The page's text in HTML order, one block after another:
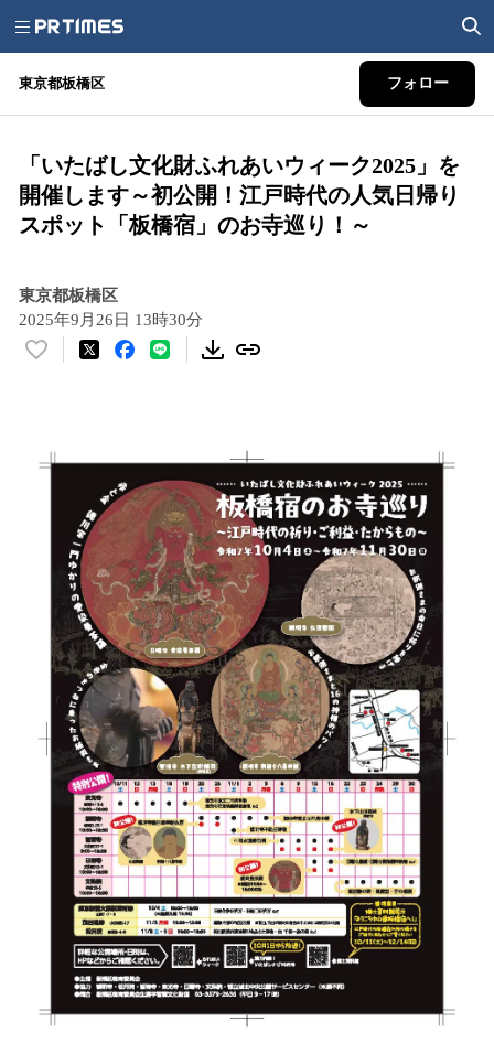
東京都板橋区 フォロー
「いたばし文化財ふれあいウィーク2025」を
開催します～初公開！江戸時代の人気日帰り
スポット「板橋宿」のお寺巡り！～
東京都板橋区
2025年9月26日 13時30分
い
数